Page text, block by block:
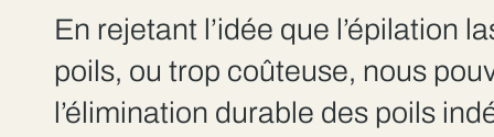
En rejetant l’idée que l’épilation
poils, ou trop coûteuse, nous
l’élimination durable des poils